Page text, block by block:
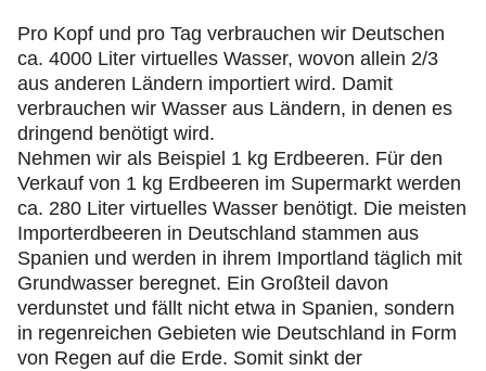
Pro Kopf und pro Tag verbrauchen wir Deutschen
ca. 4000 Liter virtuelles Wasser, wovon allein 2/3
aus anderen Ländern importiert wird. Damit
verbrauchen wir Wasser aus Ländern, in denen es
dringend benötigt wird.
Nehmen wir als Beispiel 1 kg Erdbeeren. Für den
Verkauf von 1 kg Erdbeeren im Supermarkt werden
ca. 280 Liter virtuelles Wasser benötigt. Die meisten
Importerdbeeren in Deutschland stammen aus
Spanien und werden in ihrem Importland täglich mit
Grundwasser beregnet. Ein Großteil davon
verdunstet und fällt nicht etwa in Spanien, sondern
in regenreichen Gebieten wie Deutschland in Form
von Regen auf die Erde. Somit sinkt der